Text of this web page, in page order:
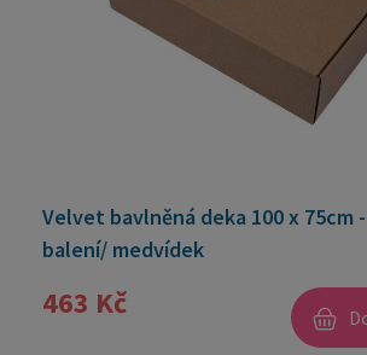
Velvet bavlněná deka 100 x 75cm
balení/ medvídek
463 Kč